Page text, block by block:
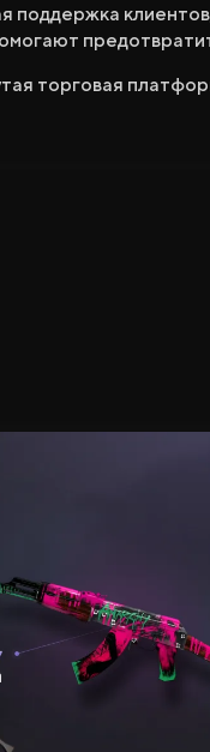
поддержка
торговая